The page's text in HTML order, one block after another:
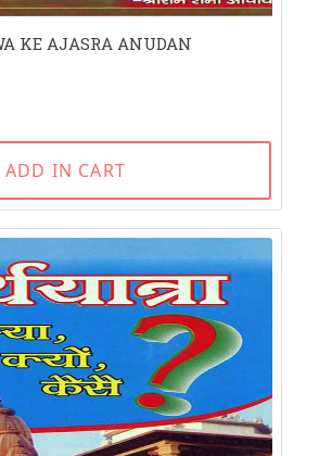
KE AJASRA ANUDAN
ADD IN CART